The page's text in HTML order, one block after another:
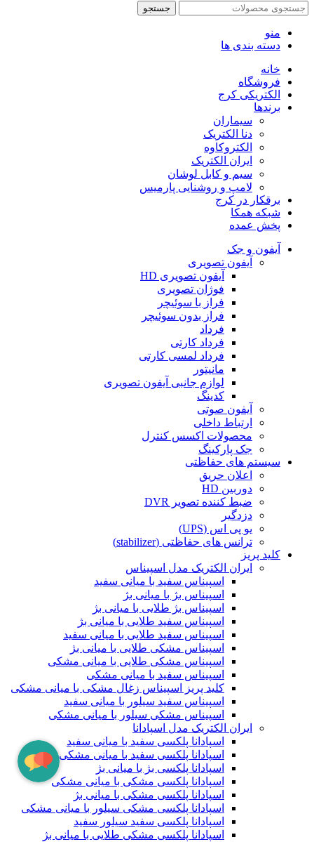
جستجو
منو
دسته بندی ها
خانه
فروشگاه
الکتریکی کرج
برندها
سیماران
دنا الکتریک
الکتروکاوه
ایران الکتریک
سیم و کابل لوشان
لامپ و روشنایی پارمیس
برقکار در کرج
شبکه همکا
پخش عمده
آیفون و جک
آیفون تصویری
آیفون تصویری HD
فوژان تصویری
فراز با سوئیچر
فراز بدون سوئیچر
فرداد
فرداد کارتی
فرداد لمسی کارتی
مانیتور
لوازم جانبی آیفون تصویری
کدینگ
آیفون صوتی
ارتباط داخلی
محصولات اکسس کنترل
جک پارکینگ
سیستم های حفاظتی
اعلان حریق
دوربین HD
ضبط کننده تصویر DVR
دزدگیر
یو پی اس (UPS)
ترانس های حفاظتی (stabilizer)
کلید پریز
ایران الکتریک مدل اسپیناس
اسپیناس سفید با میانی سفید
اسپیناس بژ با میانی بژ
اسپیناس بژ طلایی با میانی بژ
اسپیناس سفید طلایی با میانی بژ
اسپیناس سفید طلایی با میانی سفید
اسپیناس مشکی طلایی با میانی بژ
اسپیناس مشکی طلایی با میانی مشکی
اسپیناس سفید با میانی مشکی
کلید پریز اسپیناس زغال مشکی با میانی مشکی
اسپیناس سفید سیلور با میانی سفید
اسپیناس مشکی سیلور با میانی مشکی
ایران الکتریک مدل اسپادانا
اسپادانا پلکسی سفید با میانی سفید
اسپادانا پلکسی سفید با میانی مشکی
اسپادانا پلکسی بژ با میانی بژ
اسپادانا پلکسی مشکی با میانی مشکی
اسپادانا پلکسی مشکی با میانی بژ
اسپادانا پلکسی مشکی سیلور با میانی مشکی
اسپادانا پلکسی سفید سیلور سفید
اسپادانا پلکسی مشکی طلایی با میانی بژ